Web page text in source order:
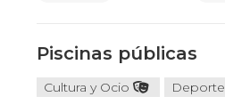
Piscinas públicas
Cultura y Ocio Deporte